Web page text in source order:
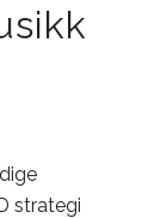
strategi